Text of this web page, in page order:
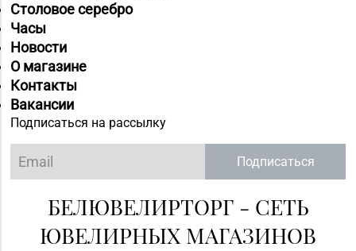
Столовое серебро
Часы
Новости
О магазине
Контакты
Вакансии
Подписаться на рассылку
Подписаться
БЕЛЮВЕЛИРТОРГ - СЕТЬ
ЮВЕЛИРНЫХ МАГАЗИНОВ